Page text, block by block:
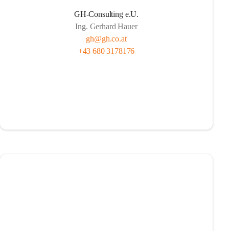
GH-Consulting e.U.
Ing. Gerhard Hauer
gh@gh.co.at
+43 680 3178176